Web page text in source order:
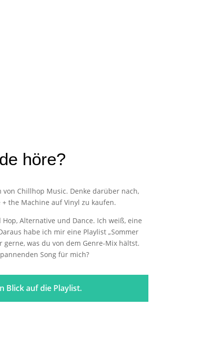
höre?
von Chillhop Music. Denke darüber nach,
the Machine auf Vinyl zu kaufen.
Alternative und Dance. Ich weiß, eine
habe ich mir eine Playlist „Sommer
gerne, was du von dem Genre-Mix hältst.
Song für mich?
Blick auf die Playlist.